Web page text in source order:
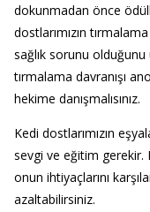
dokunmadan önce
dostlarımızın
sağlık sorunu
tırmalama davranışı
hekime danışmalısınız.
Kedi dostlarımızın
sevgi ve eğitim gerekir.
onun ihtiyaçlarını
azaltabilirsiniz.